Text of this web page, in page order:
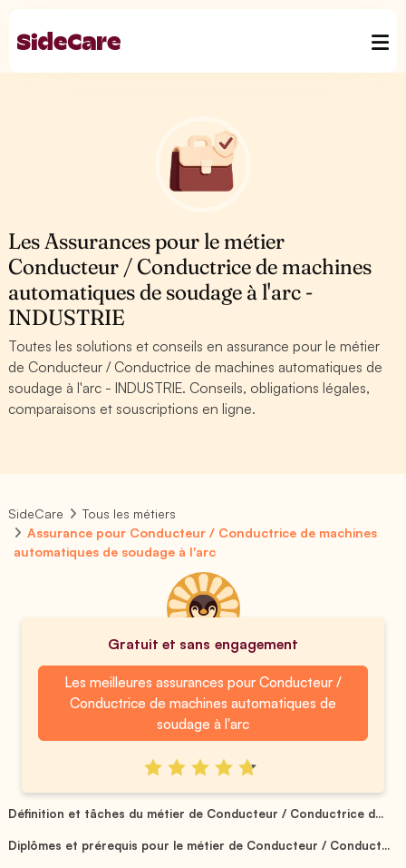
Les Assurances pour le métier
Conducteur / Conductrice de machines
automatiques de soudage à l'arc -
INDUSTRIE
Toutes les solutions et conseils en assurance pour le métier
de Conducteur / Conductrice de machines automatiques de
soudage à l'arc - INDUSTRIE. Conseils, obligations légales,
comparaisons et souscriptions en ligne.
SideCare
Tous les métiers
Assurance pour Conducteur / Conductrice de machines
automatiques de soudage à l'arc
Gratuit et sans engagement
Les meilleures assurances pour Conducteur /
Conductrice de machines automatiques de
soudage à l'arc
Définition et tâches du métier de Conducteur / Conductrice d...
Diplômes et prérequis pour le métier de Conducteur / Conduct...